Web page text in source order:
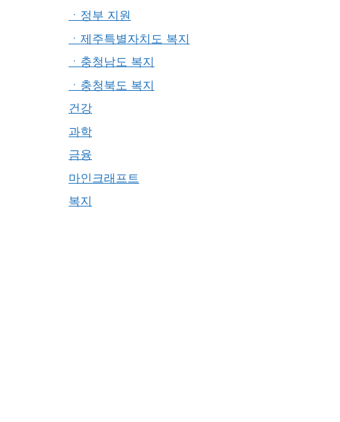
ㆍ정부 지원
ㆍ제주특별자치도 복지
ㆍ충청남도 복지
ㆍ충청북도 복지
건강
과학
금융
마인크래프트
복지